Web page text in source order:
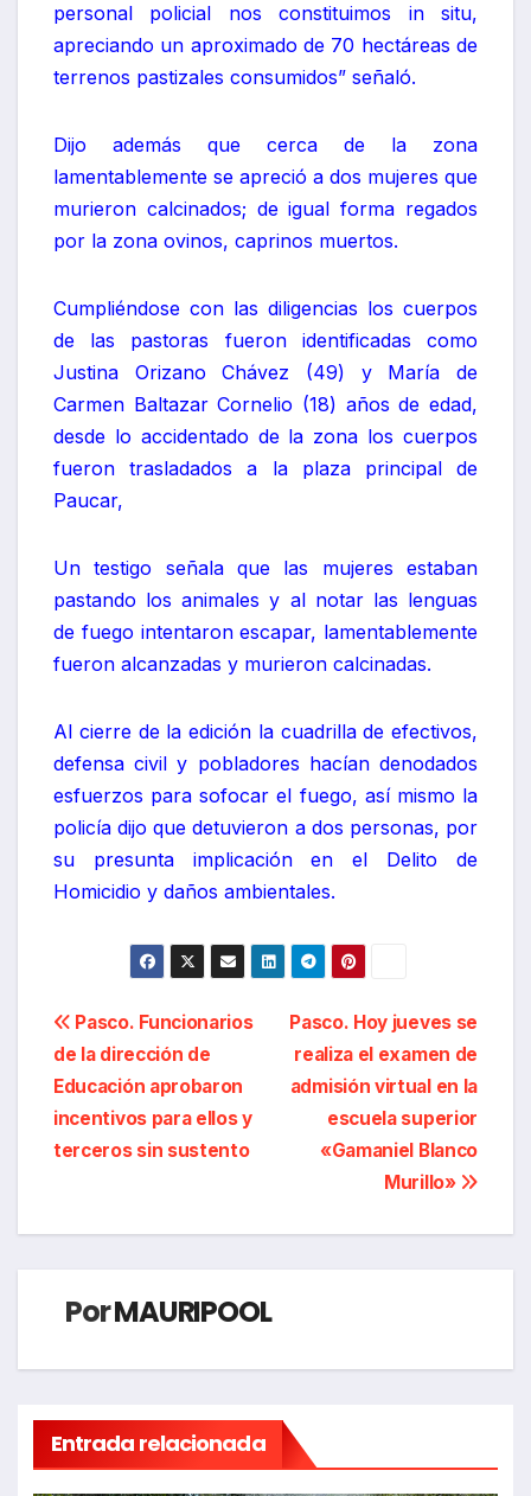
personal policial nos constituimos in situ,
apreciando un aproximado de 70 hectáreas de
terrenos pastizales consumidos” señaló.
Dijo además que cerca de la zona
lamentablemente se apreció a dos mujeres que
murieron calcinados; de igual forma regados
por la zona ovinos, caprinos muertos.
Cumpliéndose con las diligencias los cuerpos
de las pastoras fueron identificadas como
Justina Orizano Chávez (49) y María de
Carmen Baltazar Cornelio (18) años de edad,
desde lo accidentado de la zona los cuerpos
fueron trasladados a la plaza principal de
Paucar,
Un testigo señala que las mujeres estaban
pastando los animales y al notar las lenguas
de fuego intentaron escapar, lamentablemente
fueron alcanzadas y murieron calcinadas.
Al cierre de la edición la cuadrilla de efectivos,
defensa civil y pobladores hacían denodados
esfuerzos para sofocar el fuego, así mismo la
policía dijo que detuvieron a dos personas, por
su presunta implicación en el Delito de
Homicidio y daños ambientales.
Navegación
de
entradas
Pasco. Hoy jueves se
realiza el examen de
admisión virtual en la
escuela superior
«Gamaniel Blanco
Murillo»
Pasco. Funcionarios
de la dirección de
Educación aprobaron
incentivos para ellos y
terceros sin sustento
PorMAURIPOOL
Entrada relacionada